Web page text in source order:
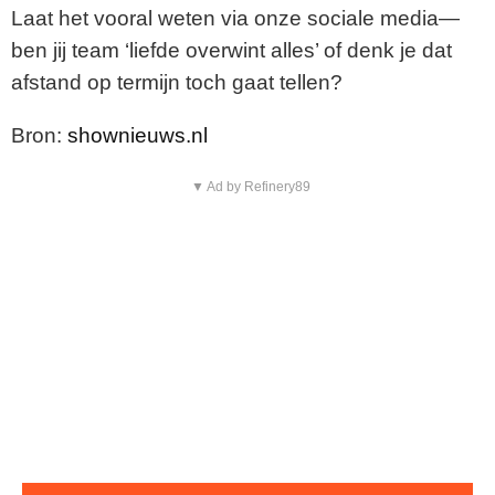
Laat het vooral weten via onze sociale media—
ben jij team ‘liefde overwint alles’ of denk je dat
afstand op termijn toch gaat tellen?
Bron: shownieuws.nl
▼ Ad by Refinery89